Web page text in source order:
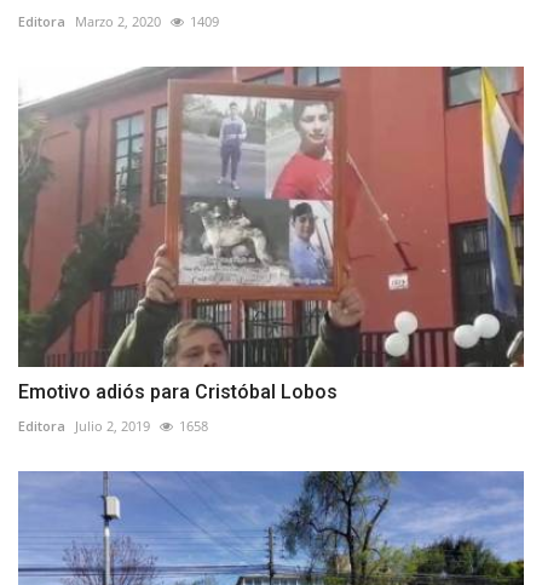
Editora Marzo 2, 2020 1409
Emotivo adiós para Cristóbal Lobos
Editora Julio 2, 2019 1658